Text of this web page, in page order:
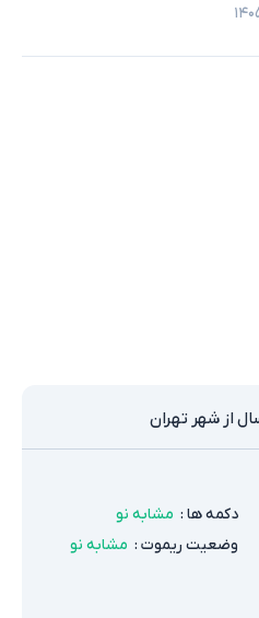
۱۵
از شهر تهران
دکمه ها : مشابه نو
وضعیت ریموت : مشابه نو